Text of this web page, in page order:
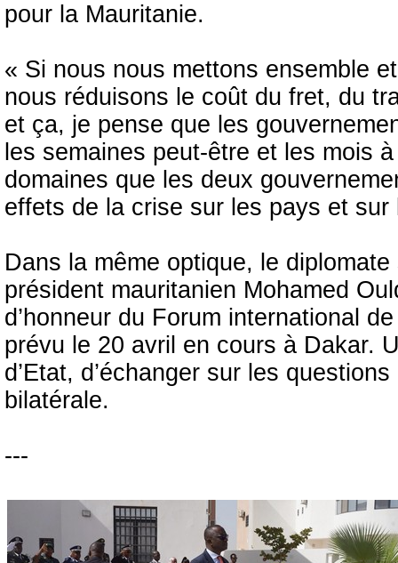
pour la Mauritanie.
« Si nous nous mettons ensemble
nous réduisons le coût du fret, du
et ça, je pense que les
les semaines peut-être et les mois
domaines que les deux
effets de la crise sur les pays et
Dans la même optique, le
président mauritanien Mohamed
d’honneur du Forum international
prévu le 20 avril en cours à Dakar.
d’Etat, d’échanger sur les
bilatérale.
---